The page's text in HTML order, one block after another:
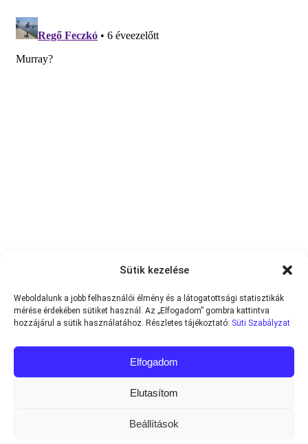
Sütik kezelése
Weboldalunk a jobb felhasználói élmény és a látogatottsági statisztikák
mérése érdekében sütiket használ. Az „Elfogadom” gombra kattintva
hozzájárul a sütik használatához. Részletes tájékoztató: Süti Szabályzat
Elfogadom
Elutasítom
Beállítások
Minden jog fenntartva © 2013-2026Teniszvilag.com